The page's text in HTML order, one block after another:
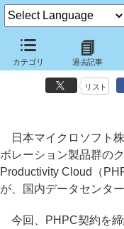
カテゴリ 過去記事
NTT ComやNECなど5社
ベートクラウドサービスを
リスト
日本マイクロソフト
ボレーション製品群の
Productivity Cloud（
が、国内データセンタ
今回、PHPC契約を